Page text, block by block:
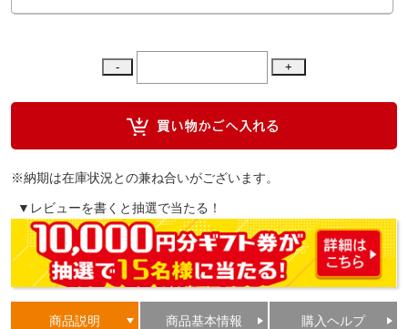
※納期は在庫状況との兼ね合いがございます。
▼レビューを書くと抽選で当たる！
商品説明 商品基本情報 購入ヘルプ